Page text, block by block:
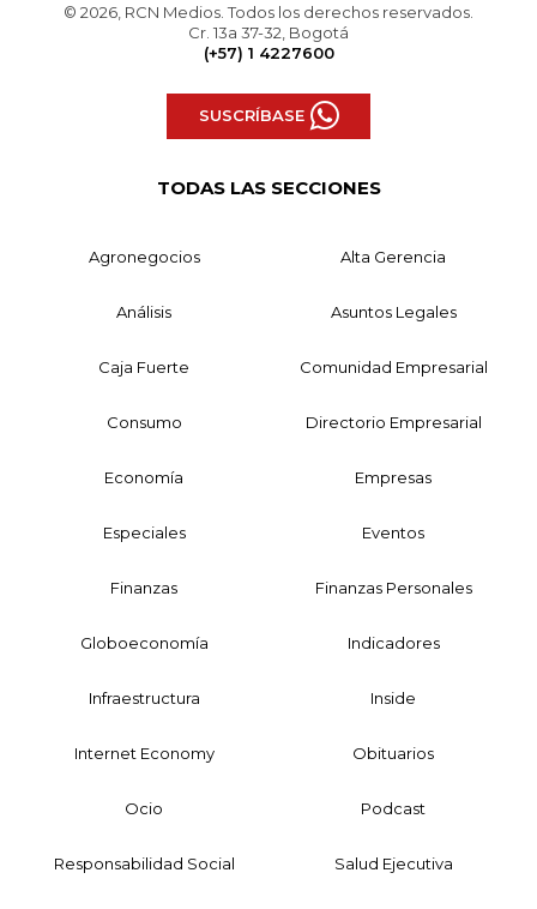
© 2026, RCN Medios. Todos los derechos reservados.
Cr. 13a 37-32, Bogotá
(+57) 1 4227600
SUSCRÍBASE
TODAS LAS SECCIONES
Agronegocios Alta Gerencia
Análisis Asuntos Legales
Caja Fuerte Comunidad Empresarial
Consumo Directorio Empresarial
Economía Empresas
Especiales Eventos
Finanzas Finanzas Personales
Globoeconomía Indicadores
Infraestructura Inside
Internet Economy Obituarios
Ocio Podcast
Responsabilidad Social Salud Ejecutiva